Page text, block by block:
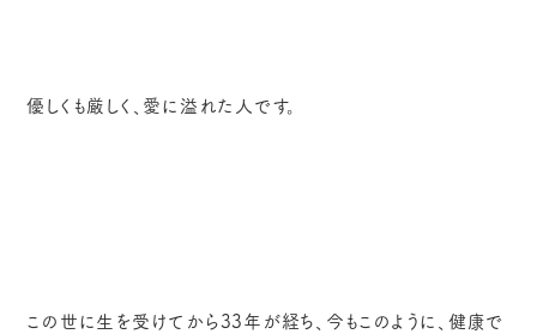
優しくも厳しく、愛に溢れた人です。
この世に生を受けてから33年が経ち、今もこのように、健康で